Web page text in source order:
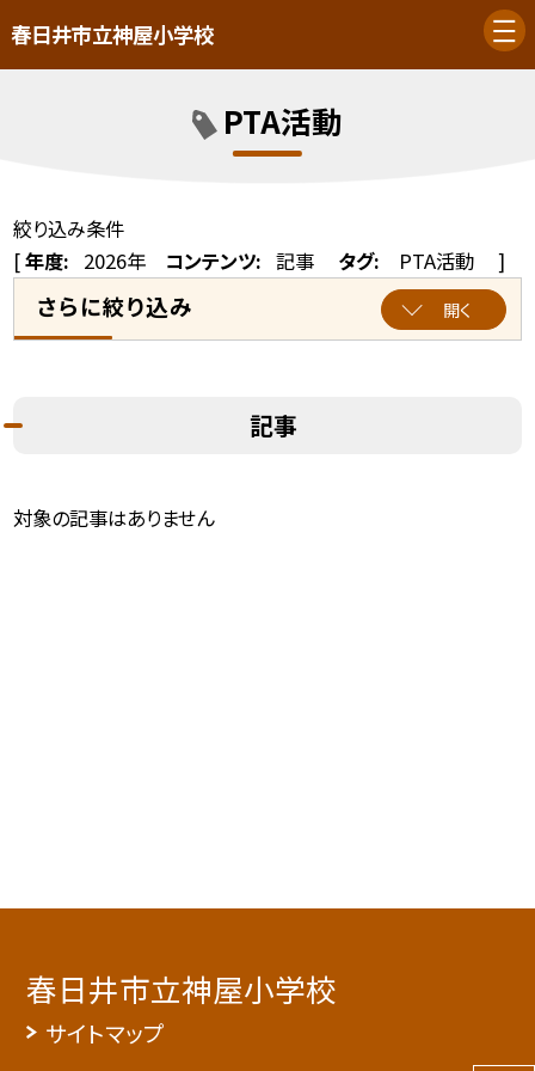
春日井市立神屋小学校
PTA活動
絞り込み条件
[年度: 2026年 コンテンツ: 記事 タグ: PTA活動 ]
さらに絞り込み 開く
記事
対象の記事はありません
春日井市立神屋小学校
サイトマップ